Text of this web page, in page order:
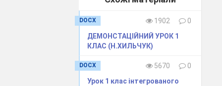
DOCX 1902
0
ДЕМОНСТАЦІЙНИЙ УРОК 1
КЛАС (Н.ХИЛЬЧУК)
DOCX 5670
0
Урок 1 клас інтегрованого